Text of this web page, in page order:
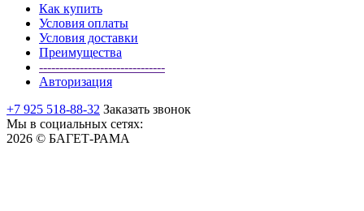
Как купить
Условия оплаты
Условия доставки
Преимущества
-------------------------------
Авторизация
+7 925 518-88-32 Заказать звонок
Мы в социальных сетях:
2026 © БАГЕТ-РАМА